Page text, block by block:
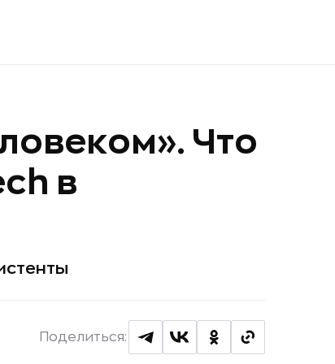
Что
в
Поделиться: